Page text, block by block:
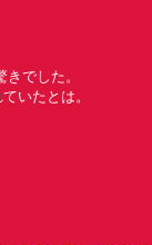
でした。
いたとは。